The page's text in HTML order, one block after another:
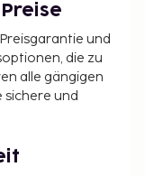
und
die zu
alle gängigen
und